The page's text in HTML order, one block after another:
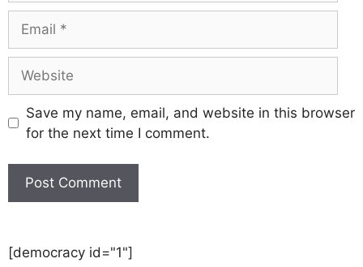
Save my name, email, and website in this browser
for the next time I comment.
[democracy id="1"]